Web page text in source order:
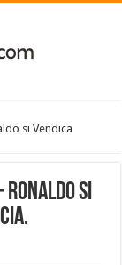
si Vendica
Ronaldo si